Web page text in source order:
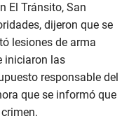
El Tránsito, San
dijeron que se
lesiones de arma
iniciaron las
responsable del
que se informó que